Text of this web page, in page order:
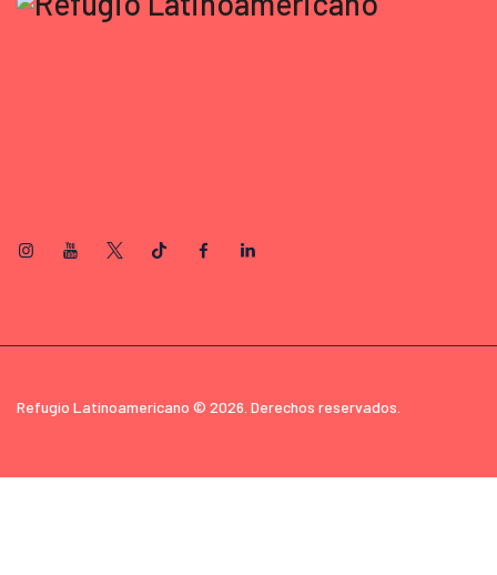
Refugio Latinoamericano © 2026. Derechos reservados.